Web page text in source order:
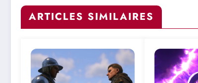
ARTICLES SIMILAIRES